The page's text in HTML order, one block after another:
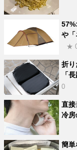
57%
や「
★
折
「
0
直接
冷房
簡